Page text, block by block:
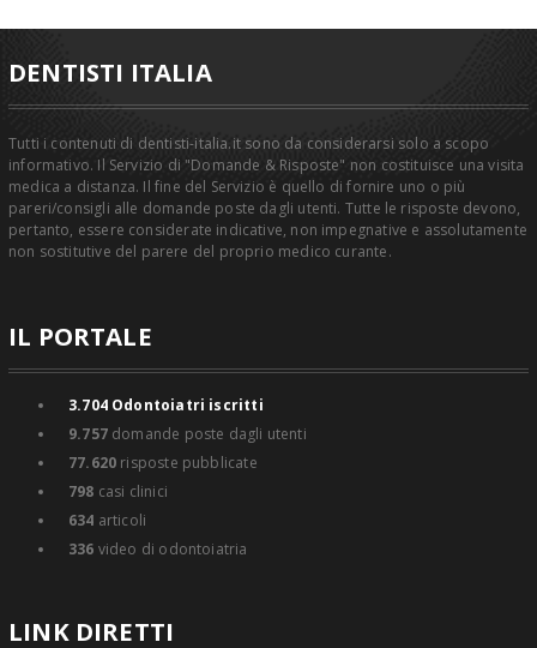
DENTISTI ITALIA
Tutti i contenuti di dentisti-italia.it sono da considerarsi solo a scopo
informativo. Il Servizio di "Domande & Risposte" non costituisce una visita
medica a distanza. Il fine del Servizio è quello di fornire uno o più
pareri/consigli alle domande poste dagli utenti. Tutte le risposte devono,
pertanto, essere considerate indicative, non impegnative e assolutamente
non sostitutive del parere del proprio medico curante.
IL PORTALE
3.704Odontoiatri iscritti
9.757domande poste dagli utenti
77.620 risposte pubblicate
798 casi clinici
634 articoli
336 video di odontoiatria
LINK DIRETTI